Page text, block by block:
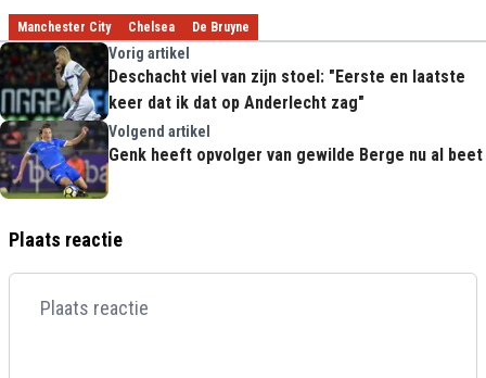
Manchester City Chelsea De Bruyne
Vorig artikel
Deschacht viel van zijn stoel: "Eerste en laatste
keer dat ik dat op Anderlecht zag"
Volgend artikel
Genk heeft opvolger van gewilde Berge nu al beet
Plaats reactie